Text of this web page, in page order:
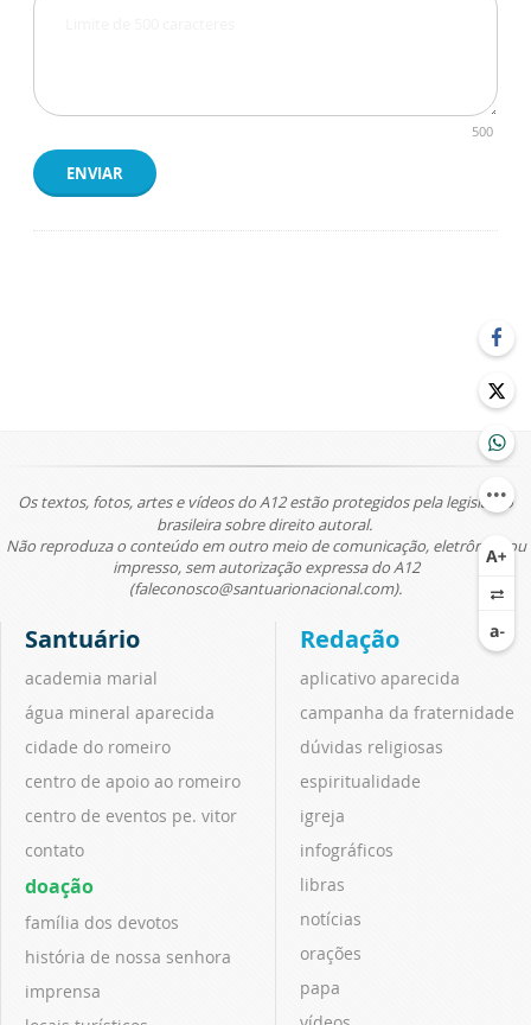
500
ENVIAR
Os textos, fotos, artes e vídeos do A12 estão protegidos pela legislação
brasileira sobre direito autoral.
Não reproduza o conteúdo em outro meio de comunicação, eletrônico ou
impresso, sem autorização expressa do A12
(faleconosco@santuarionacional.com).
Santuário
academia marial
água mineral aparecida
cidade do romeiro
centro de apoio ao romeiro
centro de eventos pe. vitor
contato
doação
família dos devotos
história de nossa senhora
imprensa
Redação
aplicativo aparecida
campanha da fraternidade
dúvidas religiosas
espiritualidade
igreja
infográficos
libras
notícias
orações
papa